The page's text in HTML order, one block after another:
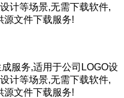
计等场景,无需下载软件,
源文件下载服务!
服务,适用于公司LOGO设
计等场景,无需下载软件,
源文件下载服务!